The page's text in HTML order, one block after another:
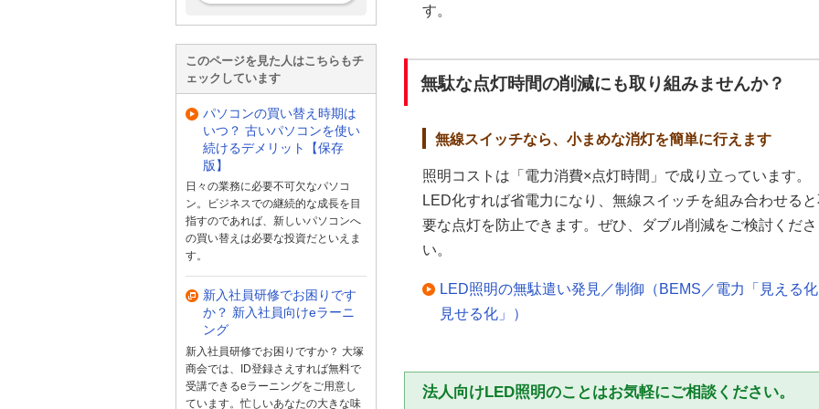
す。
無駄な点灯時間の削減にも取り組みませんか？
無線スイッチなら、小まめな消灯を簡単に行えます
照明コストは「電力消費×点灯時間」で成り立っています。
LED化すれば省電力になり、無線スイッチを組み合わせる
要な点灯を防止できます。ぜひ、ダブル削減をご検討くださ
い。
LED照明の無駄遣い発見／制御（BEMS／電力「見える
見せる化」）
法人向けLED照明のことはお気軽にご相談ください。
このページを見た人はこちらもチ
ェックしています
パソコンの買い替え時期は
いつ？ 古いパソコンを使い
続けるデメリット【保存
版】
日々の業務に必要不可欠なパソコ
ン。ビジネスでの継続的な成長を目
指すのであれば、新しいパソコンへ
の買い替えは必要な投資だといえま
す。
新入社員研修でお困りです
か？ 新入社員向けeラーニ
ング
新入社員研修でお困りですか？ 大塚
商会では、ID登録さえすれば無料で
受講できるeラーニングをご用意し
ています。忙しいあなたの大きな味